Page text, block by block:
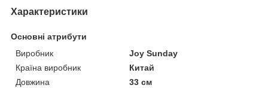
Характеристики
Основні атрибути
Виробник
Joy Sunday
Країна виробник
Китай
Довжина
33 см